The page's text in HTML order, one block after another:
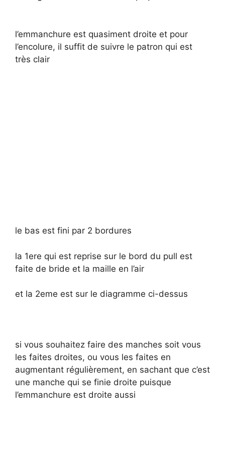
l’emmanchure est quasiment droite et pour
l’encolure, il suffit de suivre le patron qui est
très clair
le bas est fini par 2 bordures
la 1ere qui est reprise sur le bord du pull est
faite de bride et la maille en l’air
et la 2eme est sur le diagramme ci-dessus
si vous souhaitez faire des manches soit vous
les faites droites, ou vous les faites en
augmentant régulièrement, en sachant que c’est
une manche qui se finie droite puisque
l’emmanchure est droite aussi